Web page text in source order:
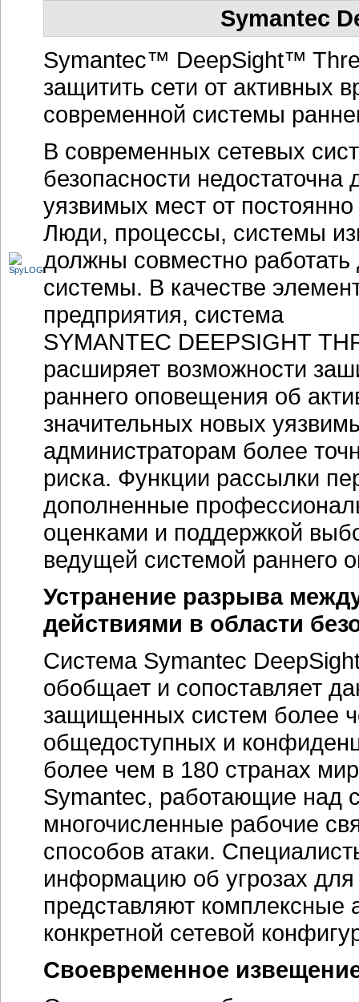
Symantec
Symantec™ DeepSight™
защитить сети от активных
современной системы
В современных сетевых
безопасности
уязвимых мест от
Люди, процессы, системы
должны совместно
системы. В качестве
предприятия, система
SYMANTEC DEEPSIGHT
расширяет возможности
раннего оповещения об
значительных новых
администраторам более
риска. Функции рассылки
дополненные
оценками и поддержкой
ведущей системой раннего
Устранение разрыва
действиями в области
Система Symantec
обобщает и сопоставляет
защищенных систем более
общедоступных и
более чем в 180 странах
Symantec, работающие над
многочисленные рабочие
способов атаки.
информацию об угрозах
представляют комплексные
конкретной сетевой
Своевременное